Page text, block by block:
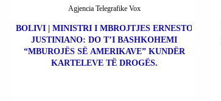
BOLIVI | MINISTRI I MBROJTJES ERNESTO
JUSTINIANO: DO T’I BASHKOHEMI
“MBUROJËS SË AMERIKAVE” KUNDËR
KARTELEVE TË DROGËS.
Agjencia Telegrafike Vox